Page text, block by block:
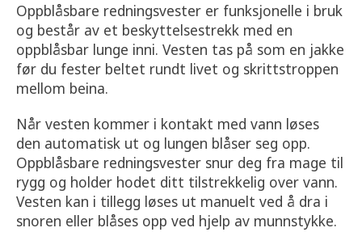
Oppblåsbare redningsvester er funksjonelle i bruk
og består av et beskyttelsestrekk med en
oppblåsbar lunge inni. Vesten tas på som en jakke
før du fester beltet rundt livet og skrittstroppen
mellom beina.
Når vesten kommer i kontakt med vann løses
den automatisk ut og lungen blåser seg opp.
Oppblåsbare redningsvester snur deg fra mage til
rygg og holder hodet ditt tilstrekkelig over vann.
Vesten kan i tillegg løses ut manuelt ved å dra i
snoren eller blåses opp ved hjelp av munnstykke.